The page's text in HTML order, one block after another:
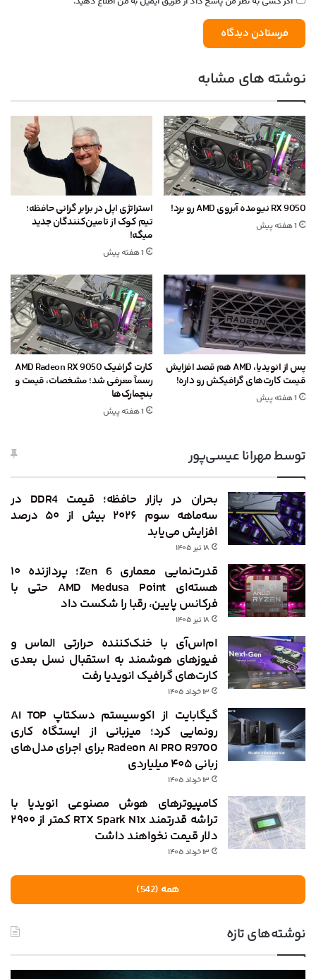
نوشته های مشابه
RX 9050 نیومده آبروی AMD رو برد!
1 هفته پیش
استراتژی اپل در برابر گرانی حافظه؛
تیم کوک از تامین‌کنندگان جدید
میگه!
1 هفته پیش
پس از انویدیا، AMD هم قصد افزایش
قیمت کارت‌های گرافیکش رو داره!
1 هفته پیش
کارت گرافیک AMD Radeon RX 9050
رسماً معرفی شد؛ مشخصات، قیمت و
بنچمارک‌ها
1 هفته پیش
توسط مهرانا عیسی‌پور
بحران در بازار حافظه؛ قیمت DDR4 در
سه‌ماهه سوم ۲۰۲۶ بیش از ۵۰ درصد
افزایش می‌یابد
۱۸ تیر ۱۴۰۵
قدرت‌نمایی معماری Zen 6؛ پردازنده ۱۰
هسته‌ای AMD Medusa Point حتی با
فرکانس پایین، رقبا را شکست داد
۱۸ تیر ۱۴۰۵
ام‌اس‌آی با خنک‌کننده حرارتی الماس و
فیوزهای هوشمند به استقبال نسل بعدی
کارت‌های گرافیک انویدیا رفت
۱۳ خرداد ۱۴۰۵
گیگابایت از اکوسیستم دسکتاپ AI TOP
رونمایی کرد؛ میزبانی از ایستگاه کاری
Radeon AI PRO R9700 برای اجرای مدل‌های
زبانی ۴۰۵ میلیاردی
۱۳ خرداد ۱۴۰۵
کامپیوترهای هوش مصنوعی انویدیا با
تراشه قدرتمند RTX Spark N1x کمتر از ۲۹۰۰
دلار قیمت نخواهند داشت
۱۳ خرداد ۱۴۰۵
همه (542)
نوشته‌های تازه